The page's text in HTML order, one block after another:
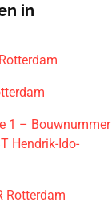
in
1 – Bouwnummer
Hendrik-Ido-
Rotterdam